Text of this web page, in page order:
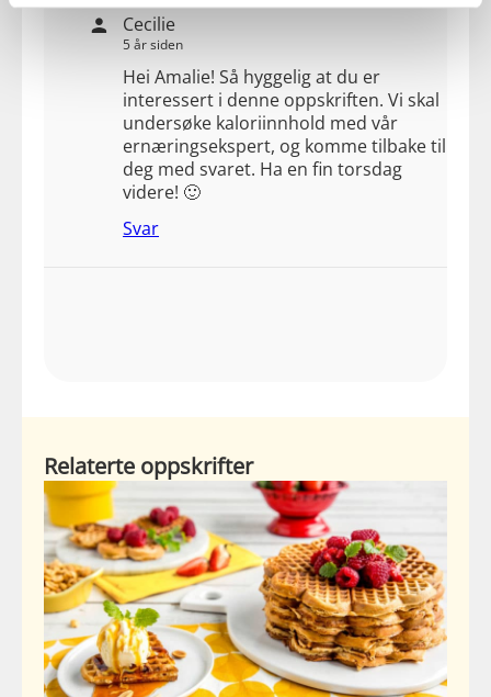
Cecilie
5 år siden
Hei Amalie! Så hyggelig at du er
interessert i denne oppskriften. Vi skal
undersøke kaloriinnhold med vår
ernæringsekspert, og komme tilbake til
deg med svaret. Ha en fin torsdag
videre! 🙂
Svar
Relaterte oppskrifter